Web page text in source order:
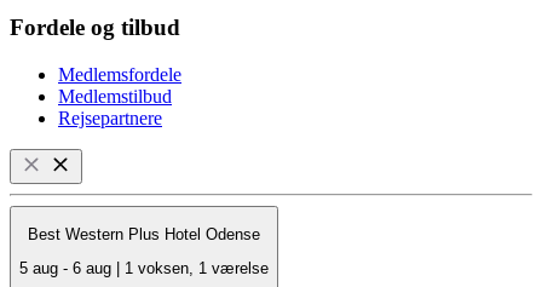
Fordele og tilbud
Medlemsfordele
Medlemstilbud
Rejsepartnere
Best Western Plus Hotel Odense
5 aug - 6 aug | 1 voksen, 1 værelse